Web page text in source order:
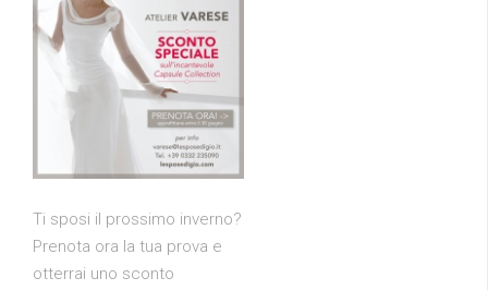
Ti sposi il prossimo inverno?
Prenota ora la tua prova e
otterrai uno sconto